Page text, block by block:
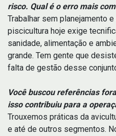
risco. Qual é o erro mais
Trabalhar sem planejamento
piscicultura hoje exige
sanidade, alimentação e
grande. Tem gente que
falta de gestão desse
Você buscou referências
isso contribuiu para a
Trouxemos práticas da
e até de outros segmentos.